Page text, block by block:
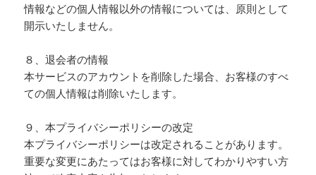
情報などの個人情報以外の情報については、原則として
開示いたしません。
８、退会者の情報
本サービスのアカウントを削除した場合、お客様のすべ
ての個人情報は削除いたします。
９、本プライバシーポリシーの改定
本プライバシーポリシーは改定されることがあります。
重要な変更にあたってはお客様に対してわかりやすい方